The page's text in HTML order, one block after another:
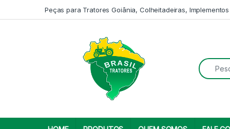
Peças para Tratores Goiânia, Colheitadeiras,
Search